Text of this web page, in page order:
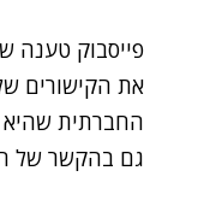
פייסבוק
את הקישורים
החברתית
גם בהקשר של